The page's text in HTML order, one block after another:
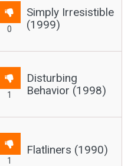
0
Simply Irresistible
(1999)
1
Disturbing
Behavior (1998)
1
Flatliners (1990)